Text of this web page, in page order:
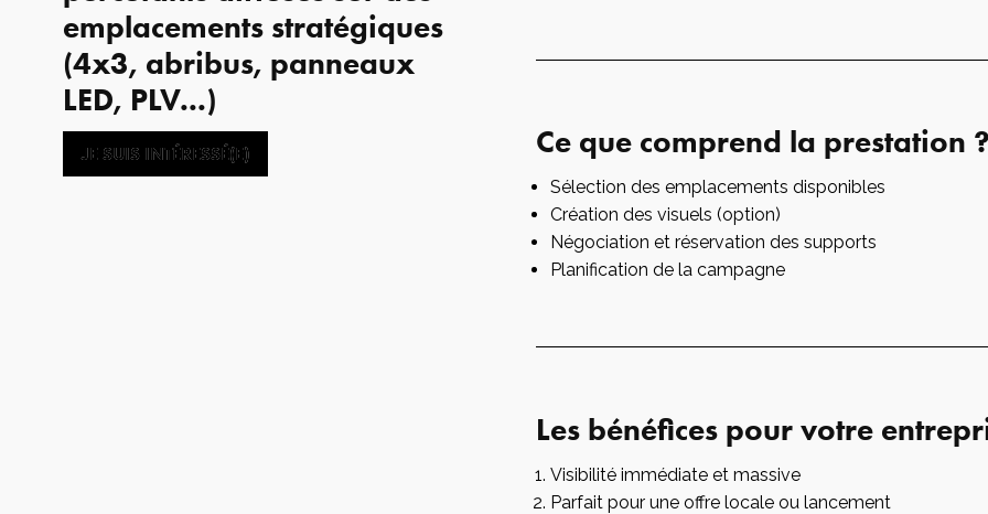
Infrastructure et
développement
emplacements stratégiques
(4x3, abribus, panneaux
LED, PLV...)
JE SUIS INTÉRESSÉ(E)
JE SUIS INTÉRESSÉ(E) Ce que comprend la prestation ?
Sélection des emplacements disponibles
Création des visuels (option)
Négociation et réservation des supports
Planification de la campagne
Les bénéfices pour votre
Visibilité immédiate et massive
Parfait pour une offre locale ou lancement